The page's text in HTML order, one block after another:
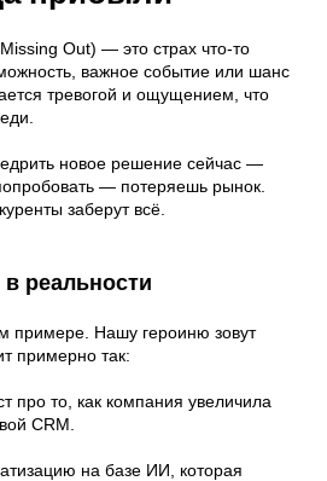
Out) — это страх что-то
важное событие или шанс
тревогой и ощущением, что
новое решение сейчас —
— потеряешь рынок.
заберут всё.
реальности
примере. Нашу героиню зовут
примерно так:
про то, как компания увеличила
CRM.
на базе ИИ, которая